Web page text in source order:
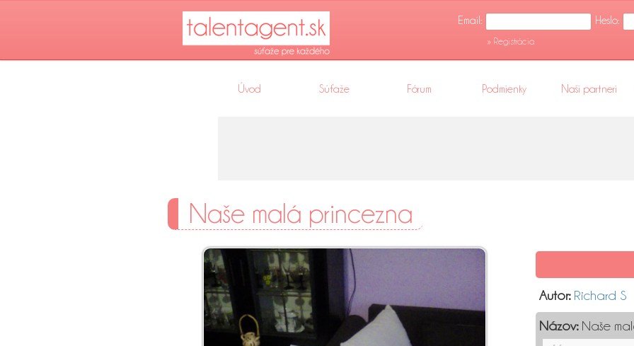
Email: Heslo:
» Registrácia
Úvod Súťaže Fórum Podmienky Naši partneri
Naše malá princezna
Autor: Richard S
Názov:Naše